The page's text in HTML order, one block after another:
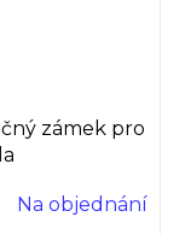
zámek pro
Na objednání